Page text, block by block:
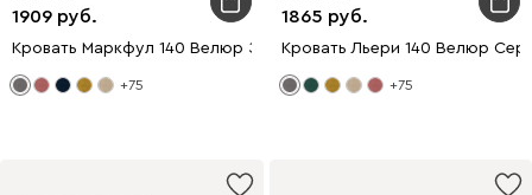
1909
Кровать Маркфул 140 Велюр Зеленый
+75
1865
Кровать Льери 140 Велюр
+75